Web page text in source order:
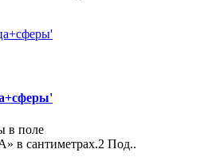
в поле
сантиметрах.2 Под..